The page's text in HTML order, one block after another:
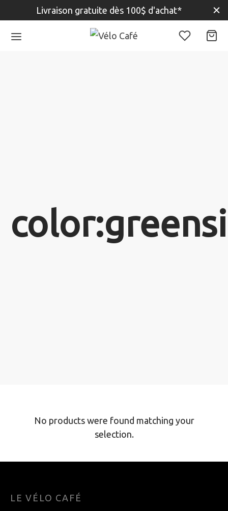
Livraison gratuite dès 100$ d'achat*
No products were found matching your
selection.
LE VÉLO CAFÉ